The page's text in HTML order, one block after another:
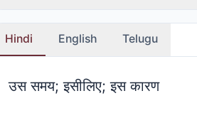
Hindi English Telugu
उस समय; इसीलिए; इस कारण